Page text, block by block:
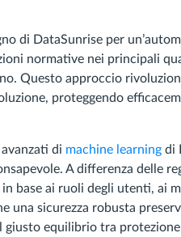
di DataSunrise per
normative nei principali
Questo approccio
proteggendo
di machine learning di
A differenza delle
base ai ruoli degli utenti, ai
una sicurezza robusta
giusto equilibrio tra